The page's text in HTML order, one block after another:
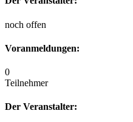
noch offen
Voranmeldungen:
0
Teilnehmer
Der Veranstalter: